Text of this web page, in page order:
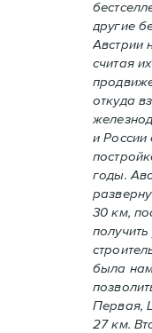
другие
Австрии
считая
откуда
и
годы.
30 км,
была
Первая,
27 км.